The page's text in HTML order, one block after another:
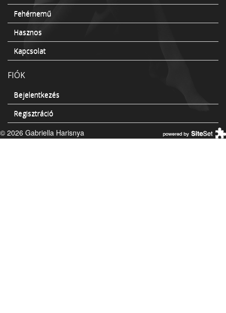
Fehérnemű
Hasznos
Kapcsolat
FIÓK
Bejelentkezés
Regisztráció
© 2026 Gabriella Harisnya